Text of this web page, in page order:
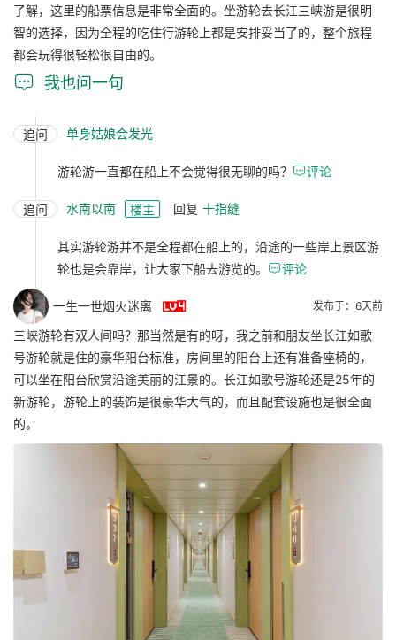
了解，这里的船票信息是非常全面的。坐游轮去长江三峡游是很明
智的选择，因为全程的吃住行游轮上都是安排妥当了的，整个旅程
都会玩得很轻松很自由的。
 我也问一句
追问 单身姑娘会发光
游轮游一直都在船上不会觉得很无聊的吗？ 评论
追问 水南以南 楼主 回复 十指缝
其实游轮游并不是全程都在船上的，沿途的一些岸上景区游
轮也是会靠岸，让大家下船去游览的。 评论
一生一世烟火迷离  发布于：6天前
三峡游轮有双人间吗？那当然是有的呀，我之前和朋友坐长江如歌
号游轮就是住的豪华阳台标准，房间里的阳台上还有准备座椅的，
可以坐在阳台欣赏沿途美丽的江景的。长江如歌号游轮还是25年的
新游轮，游轮上的装饰是很豪华大气的，而且配套设施也是很全面
的。